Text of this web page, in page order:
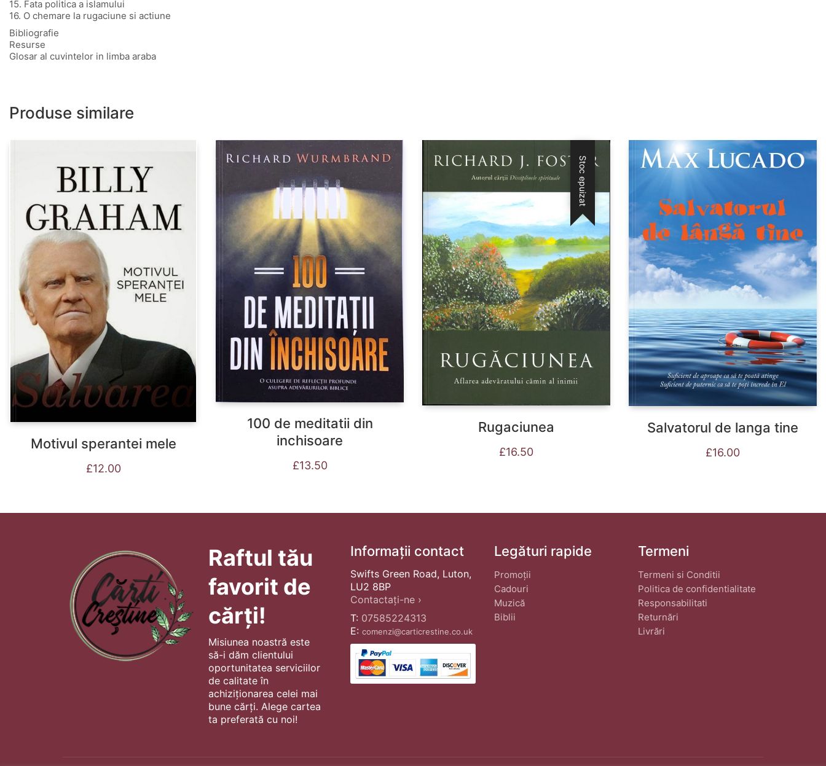
15. Fata politica a islamului
16. O chemare la rugaciune si actiune
Bibliografie
Resurse
Glosar al cuvintelor in limba araba
Produse similare
Motivul sperantei mele
£12.00
100 de meditatii din
inchisoare
£13.50
Stoc epuizat
Rugaciunea
£16.50
Salvatorul de langa tine
£16.00
Raftul tău
favorit de
cărți!
Misiunea noastră este
să-i dăm clientului
oportunitatea serviciilor
de calitate în
achiziționarea celei mai
bune cărți. Alege cartea
ta preferată cu noi!
Informații contact
Swifts Green Road, Luton,
LU2 8BP
Contactați-ne ›
T: 07585224313
E: comenzi@carticrestine.co.uk
Legături rapide
Promoții
Cadouri
Muzică
Biblii
Termeni
Termeni si Conditii
Politica de confidentialitate
Responsabilitati
Returnări
Livrări